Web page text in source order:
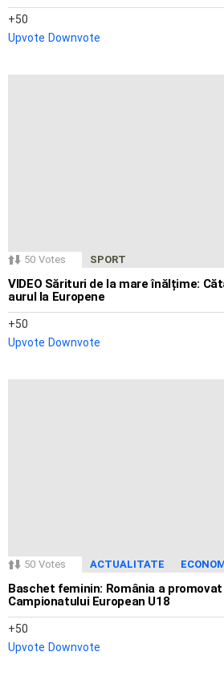
50
Upvote Downvote
50 Votes SPORT
VIDEO Sărituri de la mare înălțime:
aurul la Europene
50
Upvote Downvote
50 Votes ACTUALITATE
Baschet feminin: România a promovat
Campionatului European U18
50
Upvote Downvote